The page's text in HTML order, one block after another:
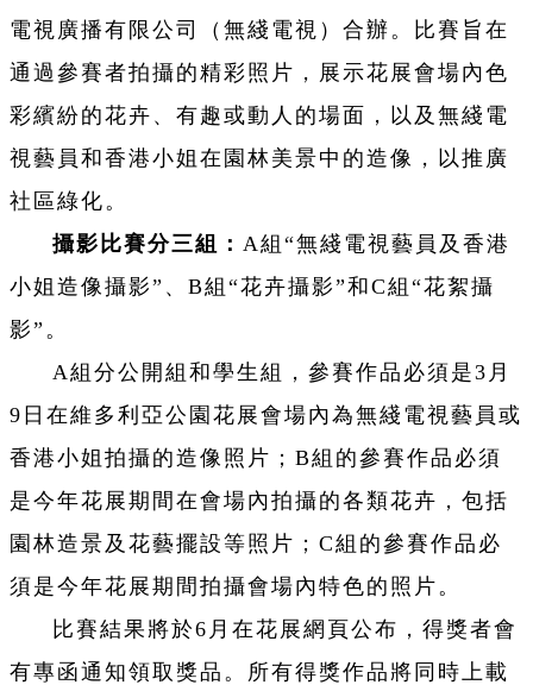
電視廣播有限公司（無綫電視）合辦。比賽旨在
通過參賽者拍攝的精彩照片，展示花展會場內色
彩繽紛的花卉、有趣或動人的場面，以及無綫電
視藝員和香港小姐在園林美景中的造像，以推廣
社區綠化。
攝影比賽分三組： A組“無綫電視藝員及香港
小姐造像攝影”、B組“花卉攝影”和C組“花絮攝
影”。
A組分公開組和學生組，參賽作品必須是3月
9日在維多利亞公園花展會場內為無綫電視藝員或
香港小姐拍攝的造像照片；B組的參賽作品必須
是今年花展期間在會場內拍攝的各類花卉，包括
園林造景及花藝擺設等照片；C組的參賽作品必
須是今年花展期間拍攝會場內特色的照片。
比賽結果將於6月在花展網頁公布，得獎者會
有專函通知領取獎品。所有得獎作品將同時上載